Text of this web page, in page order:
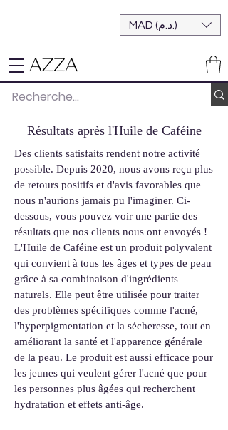
MAD (د.م.)
Résultats après l'Huile de Caféine
Des clients satisfaits rendent notre activité
possible. Depuis 2020, nous avons reçu plus
de retours positifs et d'avis favorables que
nous n'aurions jamais pu l'imaginer. Ci-
dessous, vous pouvez voir une partie des
résultats que nos clients nous ont envoyés !
L'Huile de Caféine est un produit polyvalent
qui convient à tous les âges et types de peau
grâce à sa combinaison d'ingrédients
naturels. Elle peut être utilisée pour traiter
des problèmes spécifiques comme l'acné,
l'hyperpigmentation et la sécheresse, tout en
améliorant la santé et l'apparence générale
de la peau. Le produit est aussi efficace pour
les jeunes qui veulent gérer l'acné que pour
les personnes plus âgées qui recherchent
hydratation et effets anti-âge.